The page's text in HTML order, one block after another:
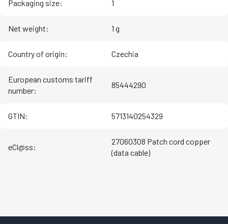
Packaging size: 1
Net weight: 1 g
Country of origin: Czechia
European customs tariff
number:
85444290
GTIN: 5713140254329
eCl@ss:
27060308 Patch cord copper
(data cable)